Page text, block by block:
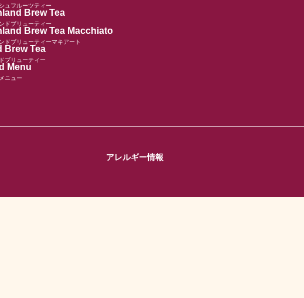
ュフルーツティー
Brew Tea
ドブリューティー
Brew Tea Macchiato
ドブリューティーマキアート
Brew Tea
ブリューティー
Menu
ニュー
アレルギー情報